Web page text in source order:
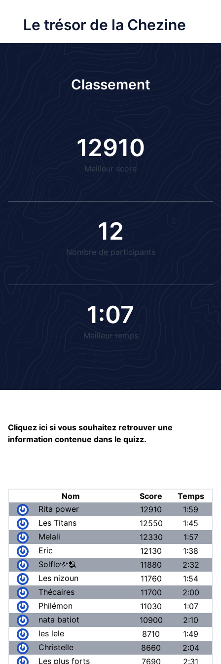
Le trésor de la Chezine
Classement
12910
Meilleur score
12
Nombre de participants
1:07
Meilleur temps
Cliquez ici si vous souhaitez retrouver une
information contenue dans le quizz.
Nom Score
Temps
Rita power
12910
1:59
Les Titans
12550
1:45
Melali
12330
1:57
Eric
12130
1:38
Solflo🩷🫂
11880
2:32
Les nizoun
11760
1:54
Thécaires
11700
2:00
Philémon
11030
1:07
nata batiot
10900
2:10
les lele
8710
1:49
Christelle
8660
2:04
Les plus forts
7690 2:31